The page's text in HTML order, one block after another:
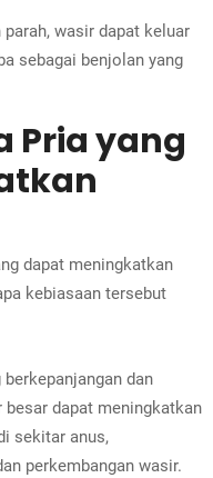
wasir dapat keluar
sebagai benjolan yang
Pria yang
dapat meningkatkan
kebiasaan tersebut
dan
besar dapat meningkatkan
sekitar anus,
perkembangan wasir.